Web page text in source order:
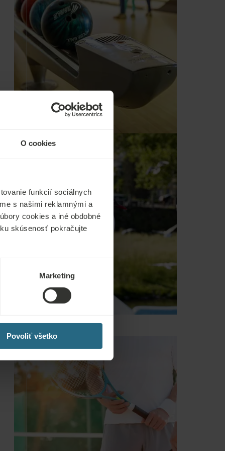
O cookies
funkcií sociálnych
s našimi reklamnými a
cookies a iné obdobné
skúsenosť pokračujte
Marketing
Povoliť všetko